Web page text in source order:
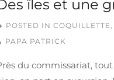
îles et une
POSTED IN COQUILLETTE,
PAPA PATRICK
du commissariat,